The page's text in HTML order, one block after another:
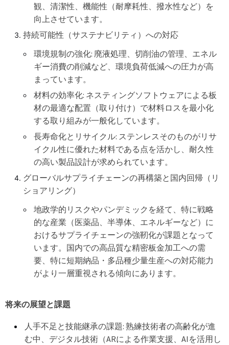
観、清潔性、機能性（耐摩耗性、撥水性など）を
向上させています。
持続可能性（サステナビリティ）への対応
環境規制の強化: 廃液処理、切削油の管理、エネル
ギー消費の削減など、環境負荷低減への圧力が高
まっています。
材料の効率化: ネスティングソフトウェアによる板
材の最適な配置（取り付け）で材料ロスを最小化
する取り組みが一般化しています。
長寿命化とリサイクル: ステンレスそのものがリサ
イクル性に優れた材料である点を活かし、耐久性
の高い製品設計が求められています。
グローバルサプライチェーンの再構築と国内回帰（リ
ショアリング）
地政学的リスクやパンデミックを経て、特に戦略
的な産業（医薬品、半導体、エネルギーなど）に
おけるサプライチェーンの強靭化が課題となって
います。国内での高品質な精密板金加工への需
要、特に短期納品・多品種少量生産への対応能力
がより一層重視される傾向にあります。
将来の展望と課題
人手不足と技能継承の課題: 熟練技術者の高齢化が進
む中、デジタル技術（ARによる作業支援、AIを活用し